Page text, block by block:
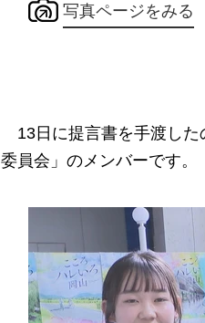
写真ページをみる
13日に提言書を手渡した
委員会」のメンバーです。